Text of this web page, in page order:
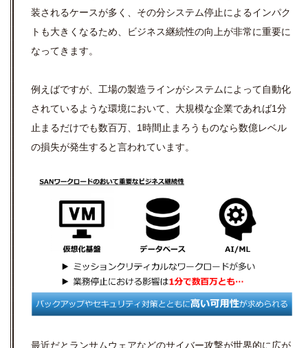
装されるケースが多く、その分システム停止によるインパク
トも大きくなるため、ビジネス継続性の向上が非常に重要に
なってきます。
例えばですが、工場の製造ラインがシステムによって自動化
されているような環境において、大規模な企業であれば1分
止まるだけでも数百万、1時間止まろうものなら数億レベル
の損失が発生すると言われています。
最近だとランサムウェアなどのサイバー攻撃が世界的に広が